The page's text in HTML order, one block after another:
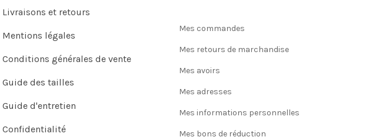
Livraisons et retours
Mentions légales
Conditions générales de vente
Guide des tailles
Guide d'entretien
Confidentialité
Mes commandes
Mes retours de marchandise
Mes avoirs
Mes adresses
Mes informations personnelles
Mes bons de réduction